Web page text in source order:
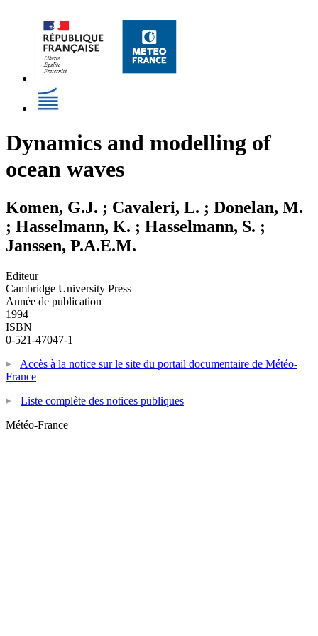
Dynamics and modelling of
ocean waves
Komen, G.J. ; Cavaleri, L. ; Donelan, M.
; Hasselmann, K. ; Hasselmann, S. ;
Janssen, P.A.E.M.
Editeur
Cambridge University Press
Année de publication
1994
ISBN
0-521-47047-1
Accès à la notice sur le site du portail documentaire de Météo-
France
Liste complète des notices publiques
Météo-France